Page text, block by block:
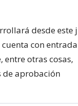
desde este
cuenta con entrada
otras cosas,
de aprobación